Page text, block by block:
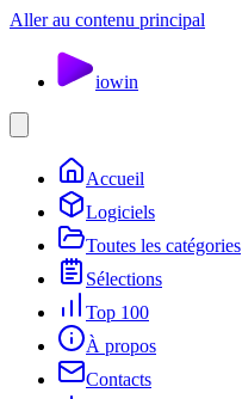
Aller au contenu principal
iowin
Accueil
Logiciels
Toutes les catégories
Sélections
Top 100
À propos
Contacts